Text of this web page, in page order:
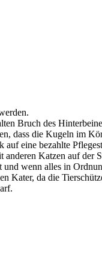
Bruch des
dass die Kugeln im
eine bezahlte
Katzen auf der
wenn alles in
Kater, da die